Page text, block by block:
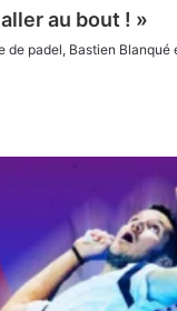
au bout ! »
de padel, Bastien